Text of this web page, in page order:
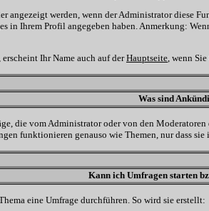
angezeigt werden, wenn der Administrator diese
in Ihrem Profil angegeben haben. Anmerkung:
Ihr Name auch auf derHauptseite, wenn
Was sind
die vom Administrator oder von den
funktionieren genauso wie Themen, nur dass
Kann ich Umfragen starten
eine Umfrage durchführen. So wird sie erstellt: